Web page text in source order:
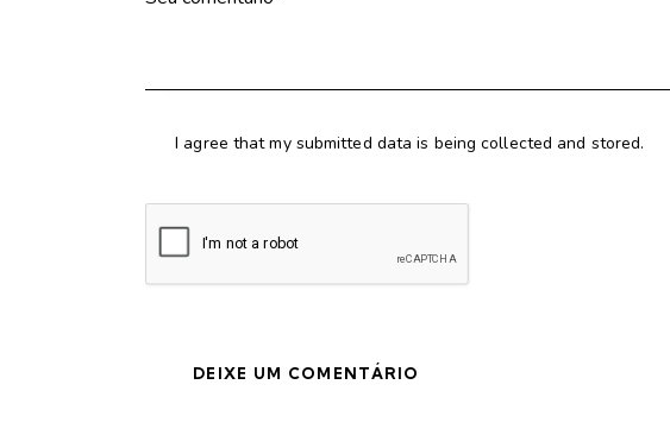
I agree that my submitted data is being collected and stored.